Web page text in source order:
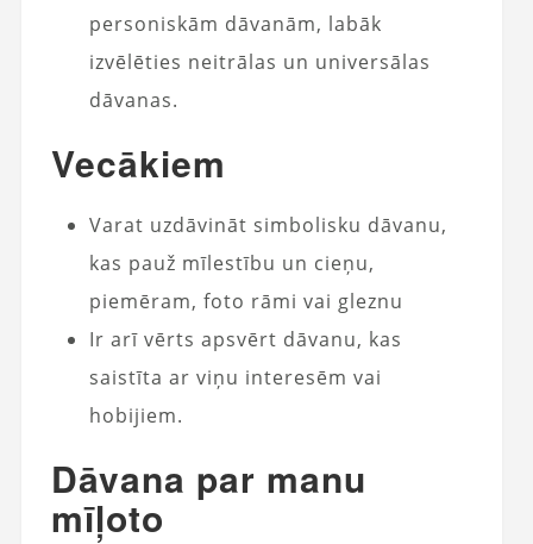
personiskām dāvanām, labāk
izvēlēties neitrālas un universālas
dāvanas.
Vecākiem
Varat uzdāvināt simbolisku dāvanu,
kas pauž mīlestību un cieņu,
piemēram, foto rāmi vai gleznu
Ir arī vērts apsvērt dāvanu, kas
saistīta ar viņu interesēm vai
hobijiem.
Dāvana par manu
mīļoto